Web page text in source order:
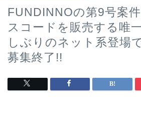
FUNDINNOの第9号案
スコードを販売する唯
しぶりのネット系登場
募集終了!!